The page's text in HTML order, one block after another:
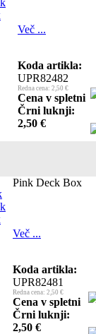
Več ...
Koda artikla:
UPR82482
Redna cena: 2,50 €
Cena v spletni
Črni luknji:
2,50 €
Pink Deck Box
Več ...
Koda artikla:
UPR82481
Redna cena: 2,50 €
Cena v spletni
Črni luknji:
2,50 €